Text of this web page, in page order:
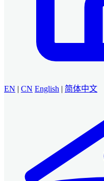
EN | CN English | 简体中文